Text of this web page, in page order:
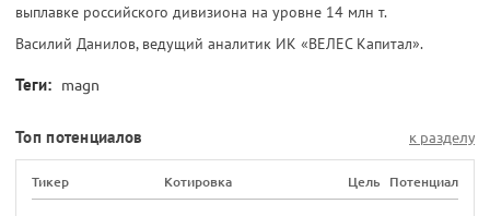
выплавке российского дивизиона на уровне 14 млн т.
Василий Данилов, ведущий аналитик ИК «ВЕЛЕС Капитал».
Теги: magn
Топ потенциалов к разделу
Тикер Котировка Цель Потенциал